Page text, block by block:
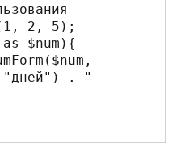
2, 5);
$num){
"дней") . "